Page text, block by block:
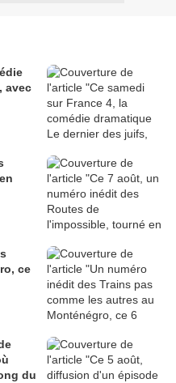
avec
ce
du